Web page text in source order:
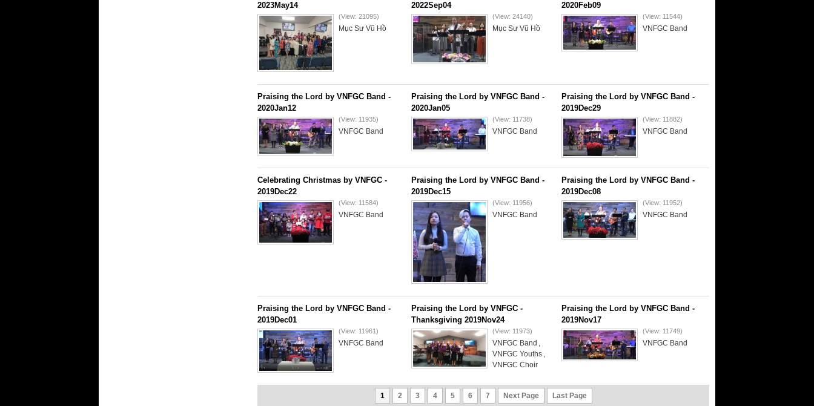
2023May14
(View: 21095)
Mục Sư Vũ Hồ
2022Sep04
(View: 24140)
Mục Sư Vũ Hồ
2020Feb09
(View: 11544)
VNFGC Band
Praising the Lord by VNFGC Band -
2020Jan12
(View: 11935)
VNFGC Band
Praising the Lord by VNFGC Band -
2020Jan05
(View: 11738)
VNFGC Band
Praising the Lord by VNFGC Band -
2019Dec29
(View: 11882)
VNFGC Band
Celebrating Christmas by VNFGC -
2019Dec22
(View: 11584)
VNFGC Band
Praising the Lord by VNFGC Band -
2019Dec15
(View: 11956)
VNFGC Band
Praising the Lord by VNFGC Band -
2019Dec08
(View: 11952)
VNFGC Band
Praising the Lord by VNFGC Band -
2019Dec01
(View: 11961)
VNFGC Band
Praising the Lord by VNFGC -
Thanksgiving 2019Nov24
(View: 11973)
VNFGC Band ,
VNFGC Youths ,
VNFGC Choir
Praising the Lord by VNFGC Band -
2019Nov17
(View: 11749)
VNFGC Band
1 2 3 4 5 6 7 Next Page Last Page